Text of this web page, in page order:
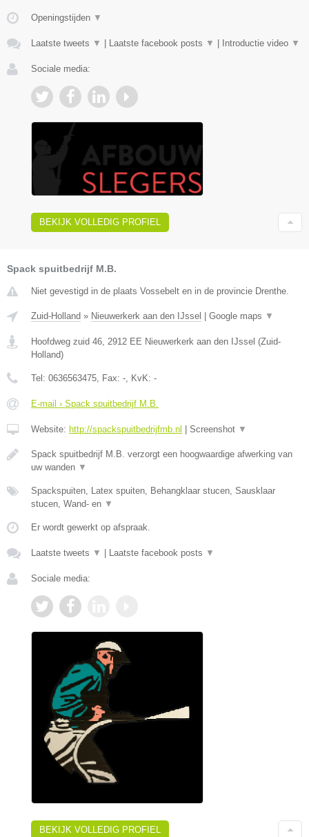
Openingstijden ▼
Laatste tweets ▼ | Laatste facebook posts ▼ | Introductie video ▼
Sociale media:
BEKIJK VOLLEDIG PROFIEL
Spack spuitbedrijf M.B.
Niet gevestigd in de plaats Vossebelt en in de provincie Drenthe.
Zuid-Holland » Nieuwerkerk aan den IJssel Google maps ▼
Hoofdweg zuid 46 2912 EE Nieuwerkerk aan den IJssel (Zuid-
Holland)
Tel: 0636563475 , Fax: - , KvK: -
E-mail › Spack spuitbedrijf M.B.
Website: http://spackspuitbedrijfmb.nl Screenshot ▼
Spack spuitbedrijf M.B. verzorgt een hoogwaardige afwerking van
uw wanden ▼
Spackspuiten, Latex spuiten, Behangklaar stucen, Sausklaar
stucen, Wand- en ▼
Er wordt gewerkt op afspraak.
Laatste tweets ▼ Laatste facebook posts ▼
Sociale media:
BEKIJK VOLLEDIG PROFIEL